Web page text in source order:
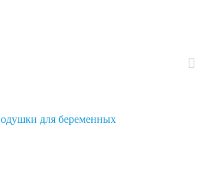
для беременных